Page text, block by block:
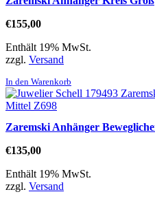
€155,00
Enthält 19% MwSt.
zzgl. Versand
In den Warenkorb
Zaremski Anhänger
€135,00
Enthält 19% MwSt.
zzgl. Versand